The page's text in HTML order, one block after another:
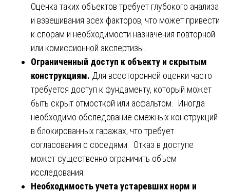
Оценка таких объектов требует глубокого анализа
и взвешивания всех факторов, что может привести
к спорам и необходимости назначения повторной
или комиссионной экспертизы.
Ограниченный доступ к объекту и скрытым
конструкциям. Для всесторонней оценки часто
требуется доступ к фундаменту, который может
быть скрыт отмосткой или асфальтом. Иногда
необходимо обследование смежных конструкций
в блокированных гаражах, что требует
согласования с соседями. Отказ в доступе
может существенно ограничить объем
исследования.
Необходимость учета устаревших норм и